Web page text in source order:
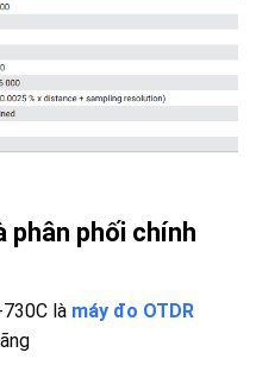
phân phối chính
là máy đo OTDR